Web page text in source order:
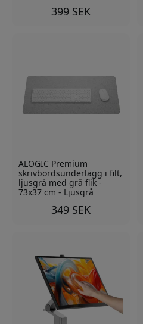
399 SEK
ALOGIC Premium
skrivbordsunderlägg i filt,
ljusgrå med grå flik -
73x37 cm - Ljusgrå
349 SEK